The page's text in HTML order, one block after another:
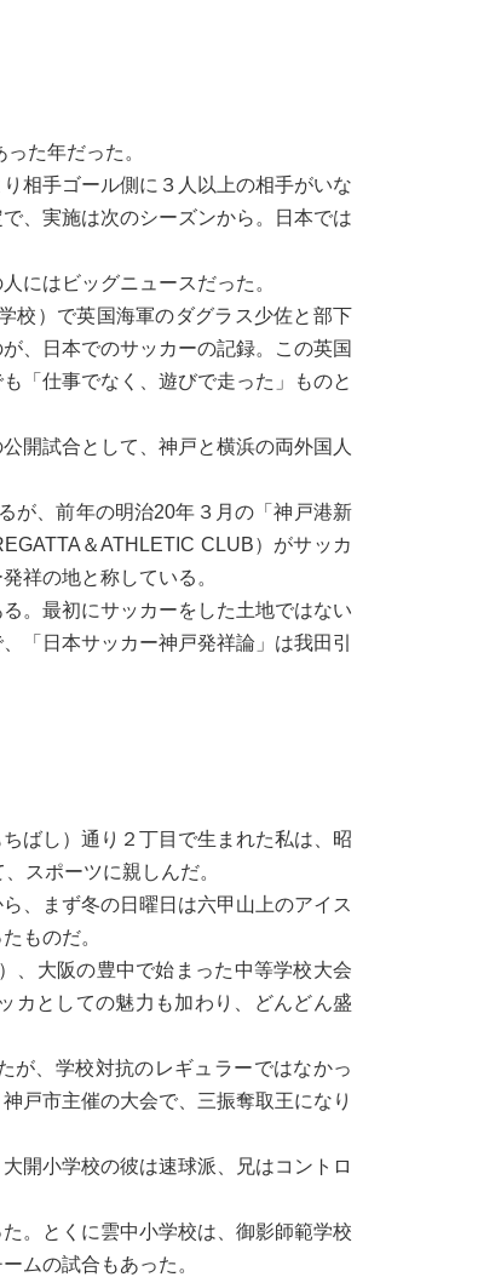
た年だった。
相手ゴール側に３人以上の相手がいな
、実施は次のシーズンから。日本では
にはビッグニュースだった。
校）で英国海軍のダグラス少佐と部下
、日本でのサッカーの記録。この英国
「仕事でなく、遊びで走った」ものと
開試合として、神戸と横浜の両外国人
が、前年の明治20年３月の「神戸港新
＆ATHLETIC CLUB）がサッカ
祥の地と称している。
。最初にサッカーをした土地ではない
「日本サッカー神戸発祥論」は我田引
ばし）通り２丁目で生まれた私は、昭
スポーツに親しんだ。
、まず冬の日曜日は六甲山上のアイス
ものだ。
、大阪の豊中で始まった中等学校大会
カとしての魅力も加わり、どんどん盛
、学校対抗のレギュラーではなかっ
戸市主催の大会で、三振奪取王になり
開小学校の彼は速球派、兄はコントロ
。とくに雲中小学校は、御影師範学校
ムの試合もあった。